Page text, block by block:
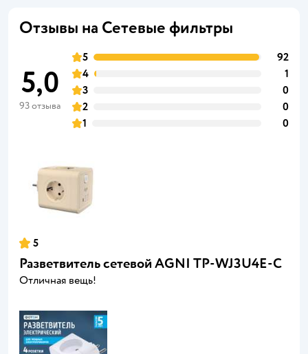
Отзывы на Сетевые фильтры
5,0
93 отзыва
5
92
4
1
3
0
2
0
1
0
5
Разветвитель сетевой AGNI TP-WJ3U4E-C
Отличная вещь!